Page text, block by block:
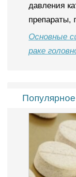
давления
препараты,
Основные
раке
Популярное